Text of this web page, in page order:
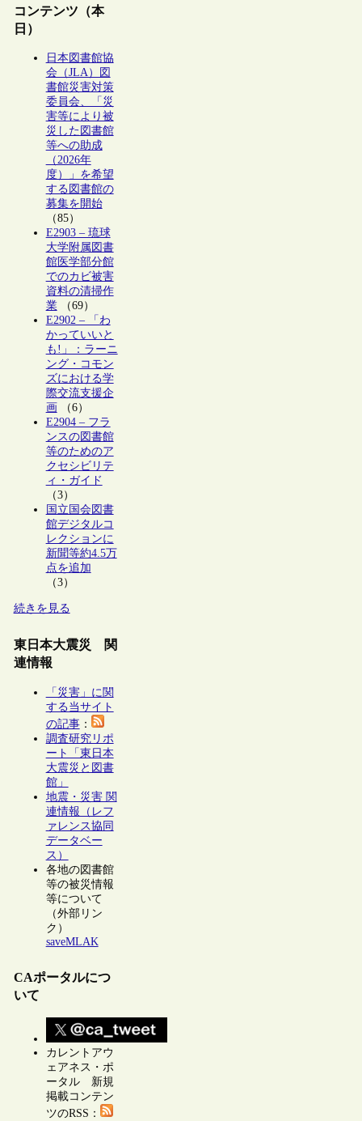
コンテンツ（本
日）
日本図書館協
会（JLA）図
書館災害対策
委員会、「災
害等により被
災した図書館
等への助成
（2026年
度）」を希望
する図書館の
募集を開始
（85）
E2903 – 琉球
大学附属図書
館医学部分館
でのカビ被害
資料の清掃作
業（69）
E2902 – 「わ
かっていいと
も!」：ラーニ
ング・コモン
ズにおける学
際交流支援企
画 （6）
E2904 – フラ
ンスの図書館
等のためのア
クセシビリテ
ィ・ガイド
（3）
国立国会図書
館デジタルコ
レクションに
新聞等約4.5万
点を追加
（3）
続きを見る
東日本大震災 関
連情報
「災害」に関
する当サイト
の記事：
調査研究リポ
ート「東日本
大震災と図書
館」
地震・災害 関
連情報（レフ
ァレンス協同
データベー
ス）
各地の図書館
等の被災情報
等について
（外部リン
ク）
saveMLAK
CAポータルにつ
いて
カレントアウ
ェアネス・ポ
ータル 新規
掲載コンテン
ツのRSS：